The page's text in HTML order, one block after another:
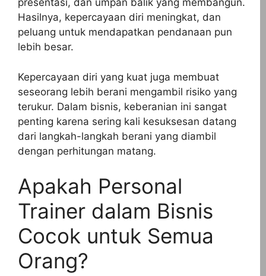
presentasi, dan umpan balik yang membangun.
Hasilnya, kepercayaan diri meningkat, dan
peluang untuk mendapatkan pendanaan pun
lebih besar.
Kepercayaan diri yang kuat juga membuat
seseorang lebih berani mengambil risiko yang
terukur. Dalam bisnis, keberanian ini sangat
penting karena sering kali kesuksesan datang
dari langkah-langkah berani yang diambil
dengan perhitungan matang.
Apakah Personal
Trainer dalam Bisnis
Cocok untuk Semua
Orang?